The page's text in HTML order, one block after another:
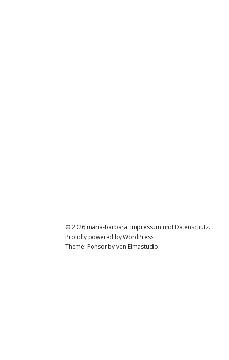
© 2026 maria-barbara. Impressum und Datenschutz
Proudly powered byWordPress.
Theme: Ponsonby von Elmastudio.